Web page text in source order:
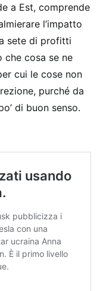
a Est, comprende
l’impatto
sete di profitti
che cosa se ne
cui le cose non
purché da
di buon senso.